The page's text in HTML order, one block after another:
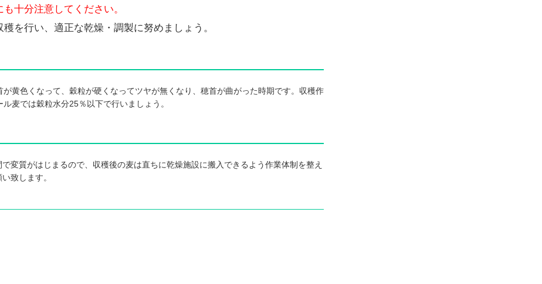
十分注意してください。
を行い、適正な乾燥・調製に努めましょう。
黄色くなって、穀粒が硬くなってツヤが無くなり、穂首が曲がった時期です。収穫作
麦では穀粒水分25％以下で行いましょう。
変質がはじまるので、収穫後の麦は直ちに乾燥施設に搬入できるよう作業体制を整え
致します。